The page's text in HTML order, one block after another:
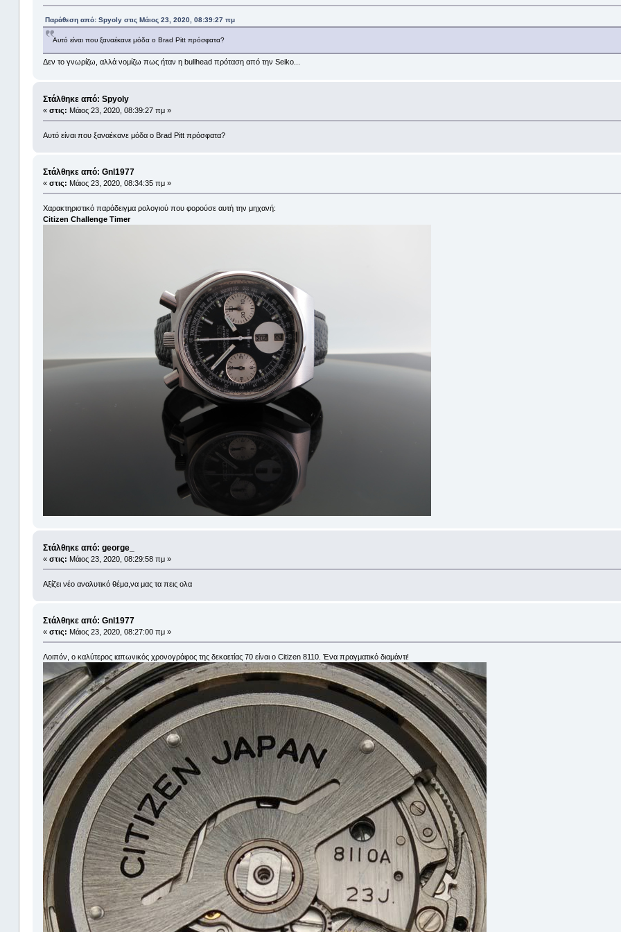
Παράθεση από: Spyoly στις Μάιος 23, 2020, 08:39:27 πμ
Αυτό είναι που ξαναέκανε μόδα ο Brad Pitt πρόσφατα?
Δεν το γνωρίζω, αλλά νομίζω πως ήταν η bullhead πρόταση από την Seiko...
Στάλθηκε από: Spyoly
« στις: Μάιος 23, 2020, 08:39:27 πμ »
Αυτό είναι που ξαναέκανε μόδα ο Brad Pitt πρόσφατα?
Στάλθηκε από: Gnl1977
« στις: Μάιος 23, 2020, 08:34:35 πμ »
Χαρακτηριστικό παράδειγμα ρολογιού που φορούσε αυτή την μηχανή:
Citizen Challenge Timer
Στάλθηκε από: george_
« στις: Μάιος 23, 2020, 08:29:58 πμ »
Αξίζει νέο αναλυτικό θέμα,να μας τα πεις ολα
Στάλθηκε από: Gnl1977
« στις: Μάιος 23, 2020, 08:27:00 πμ »
Λοιπόν, ο καλύτερος ιαπωνικός χρονογράφος της δεκαετίας 70 είναι ο Citizen 8110. Ένα πραγματικό διαμάντι!